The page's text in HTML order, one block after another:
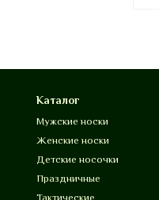
Каталог
Мужские носки
Женские носки
Детские носочки
Праздничные
Тактические